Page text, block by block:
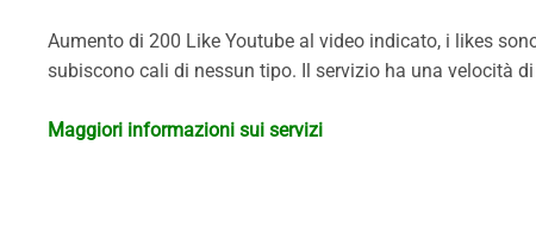
Aumento di 200 Like Youtube al video indicato, i likes
subiscono cali di nessun tipo. Il servizio ha una velocità
Maggiori informazioni sui servizi